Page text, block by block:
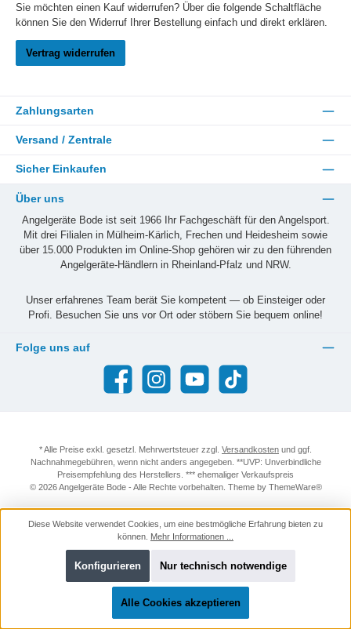
Sie möchten einen Kauf widerrufen? Über die folgende Schaltfläche
können Sie den Widerruf Ihrer Bestellung einfach und direkt erklären.
Vertrag widerrufen
Zahlungsarten
Versand / Zentrale
Sicher Einkaufen
Über uns
Angelgeräte Bode ist seit 1966 Ihr Fachgeschäft für den Angelsport.
Mit drei Filialen in Mülheim-Kärlich, Frechen und Heidesheim sowie
über 15.000 Produkten im Online-Shop gehören wir zu den führenden
Angelgeräte-Händlern in Rheinland-Pfalz und NRW.
Unser erfahrenes Team berät Sie kompetent — ob Einsteiger oder
Profi. Besuchen Sie uns vor Ort oder stöbern Sie bequem online!
Folge uns auf
Facebook Instagram YouTube TikTok
* Alle Preise exkl. gesetzl. Mehrwertsteuer zzgl. Versandkosten und ggf.
Nachnahmegebühren, wenn nicht anders angegeben. **UVP: Unverbindliche
Preisempfehlung des Herstellers. *** ehemaliger Verkaufspreis
© 2026 Angelgeräte Bode - Alle Rechte vorbehalten. Theme by ThemeWare®
Diese Website verwendet Cookies, um eine bestmögliche Erfahrung bieten zu
können. Mehr Informationen ...
Nur technisch notwendige
Konfigurieren
Alle Cookies akzeptieren